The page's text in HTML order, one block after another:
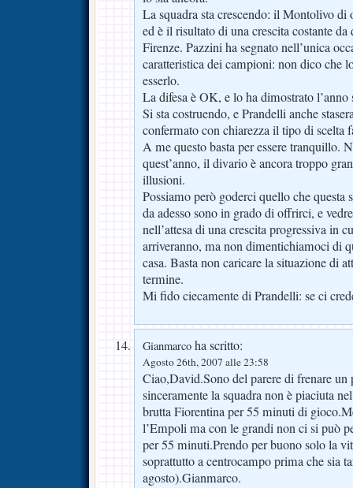
La squadra sta crescendo: il Montolivo
ed è il risultato di una crescita costante
Firenze. Pazzini ha segnato nell’unica
caratteristica dei campioni: non dico che
esserlo.
La difesa è OK, e lo ha dimostrato l’anno
Si sta costruendo, e Prandelli anche
confermato con chiarezza il tipo di scelta
A me questo basta per essere tranquillo.
quest’anno, il divario è ancora troppo
illusioni.
Possiamo però goderci quello che questa
da adesso sono in grado di offrirci, e
nell’attesa di una crescita progressiva in
arriveranno, ma non dimentichiamoci di
casa. Basta non caricare la situazione di
termine.
Mi fido ciecamente di Prandelli: se ci
Gianmarco ha scritto:
Agosto 26th, 2007 alle 23:58
Ciao,David.Sono del parere di frenare
sinceramente la squadra non è piaciuta
brutta Fiorentina per 55 minuti di
l’Empoli ma con le grandi non ci si può
per 55 minuti.Prendo per buono solo la
soprattutto a centrocampo prima che sia
agosto).Gianmarco.